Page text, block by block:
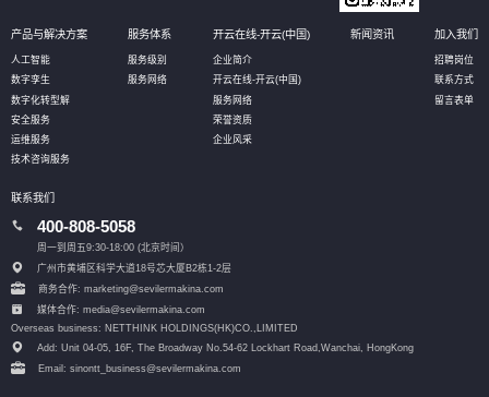
产品与解决方案
人工智能
数字孪生
数字化转型解
安全服务
运维服务
技术咨询服务
服务体系
服务级别
服务网络
开云在线-开云(中国)
企业简介
开云在线-开云(中国)
服务网络
荣誉资质
企业风采
新闻资讯 加入我们
招聘岗位
联系方式
留言表单
联系我们
400-808-5058
周一到周五9:30-18:00 (北京时间）
广州市黄埔区科学大道18号芯大厦B2栋1-2层
商务合作: marketing@sevilermakina.com
媒体合作: media@sevilermakina.com
Overseas business: NETTHINK HOLDINGS(HK)CO.,LIMITED
Add: Unit 04-05, 16F, The Broadway No.54-62 Lockhart Road, Wanchai, HongKong
Email: sinontt_business@sevilermakina.com